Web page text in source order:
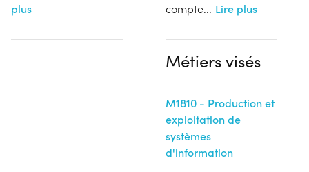
plus
compte... Lire plus
Métiers visés
M1810 - Production et
exploitation de
systèmes
d'information